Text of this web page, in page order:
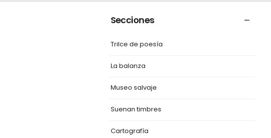
Secciones
Trilce de poesía
La balanza
Museo salvaje
Suenan timbres
Cartografía